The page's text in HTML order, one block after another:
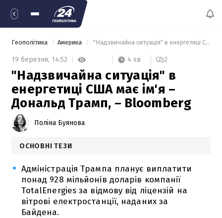
Геополітика Америка "Надзвичайна ситуація" в енергетиці США має ім'я – Дональд Трамп, – Bloomberg
19 березня, 14:52 4 хв 2
"Надзвичайна ситуація" в
енергетиці США має ім'я –
Дональд Трамп, – Bloomberg
Поліна Буянова
ОСНОВНІ ТЕЗИ
Адміністрація Трампа планує виплатити
понад 928 мільйонів доларів компанії
TotalEnergies за відмову від ліцензій на
вітрові електростанції, наданих за
Байдена.